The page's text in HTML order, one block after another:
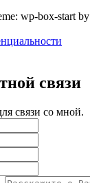
wp-box-start by
связи
связи со мной.